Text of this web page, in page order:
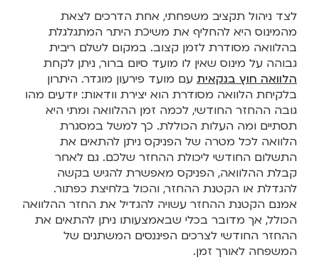
לצד ניהול תקציב משפחתי, אחת הדרכים לצאת
מהמינוס היא להחליף את משיכת היתר המתגלגלת
בהלוואה מסודרת לזמן קצוב. במקום לשלם ריבית
גבוהה על מינוס שאין לו מועד סיום ברור, ניתן לקחת
הלוואה חוץ בנקאית עם מועד פירעון מוגדר. היתרון
בלקיחת הלוואה מסודרת הוא יצירת וודאות: יודעים מהו
גובה ההחזר החודשי, לכמה זמן ההלוואה ומתי היא
תסתיים ומה העלות הכוללת. כך למשל במסגרת
הלוואה לכל מטרה של הפניקס ניתן להתאים את
התשלום החודשי ליכולת ההחזר שלכם. גם לאחר
קבלת ההלוואה, הפניקס מאפשרת להגיש בקשה
להגדלת או הקטנת ההחזר, והכול בלחיצת כפתור.
אמנם הקטנת ההחזר עשויה להגדיל את החזר ההלוואה
הכולל, אך מדובר בכלי שבאמצעותו ניתן להתאים את
ההחזר החודשי לצרכים הפיננסים המשתנים של
המשפחה לאורך זמן.